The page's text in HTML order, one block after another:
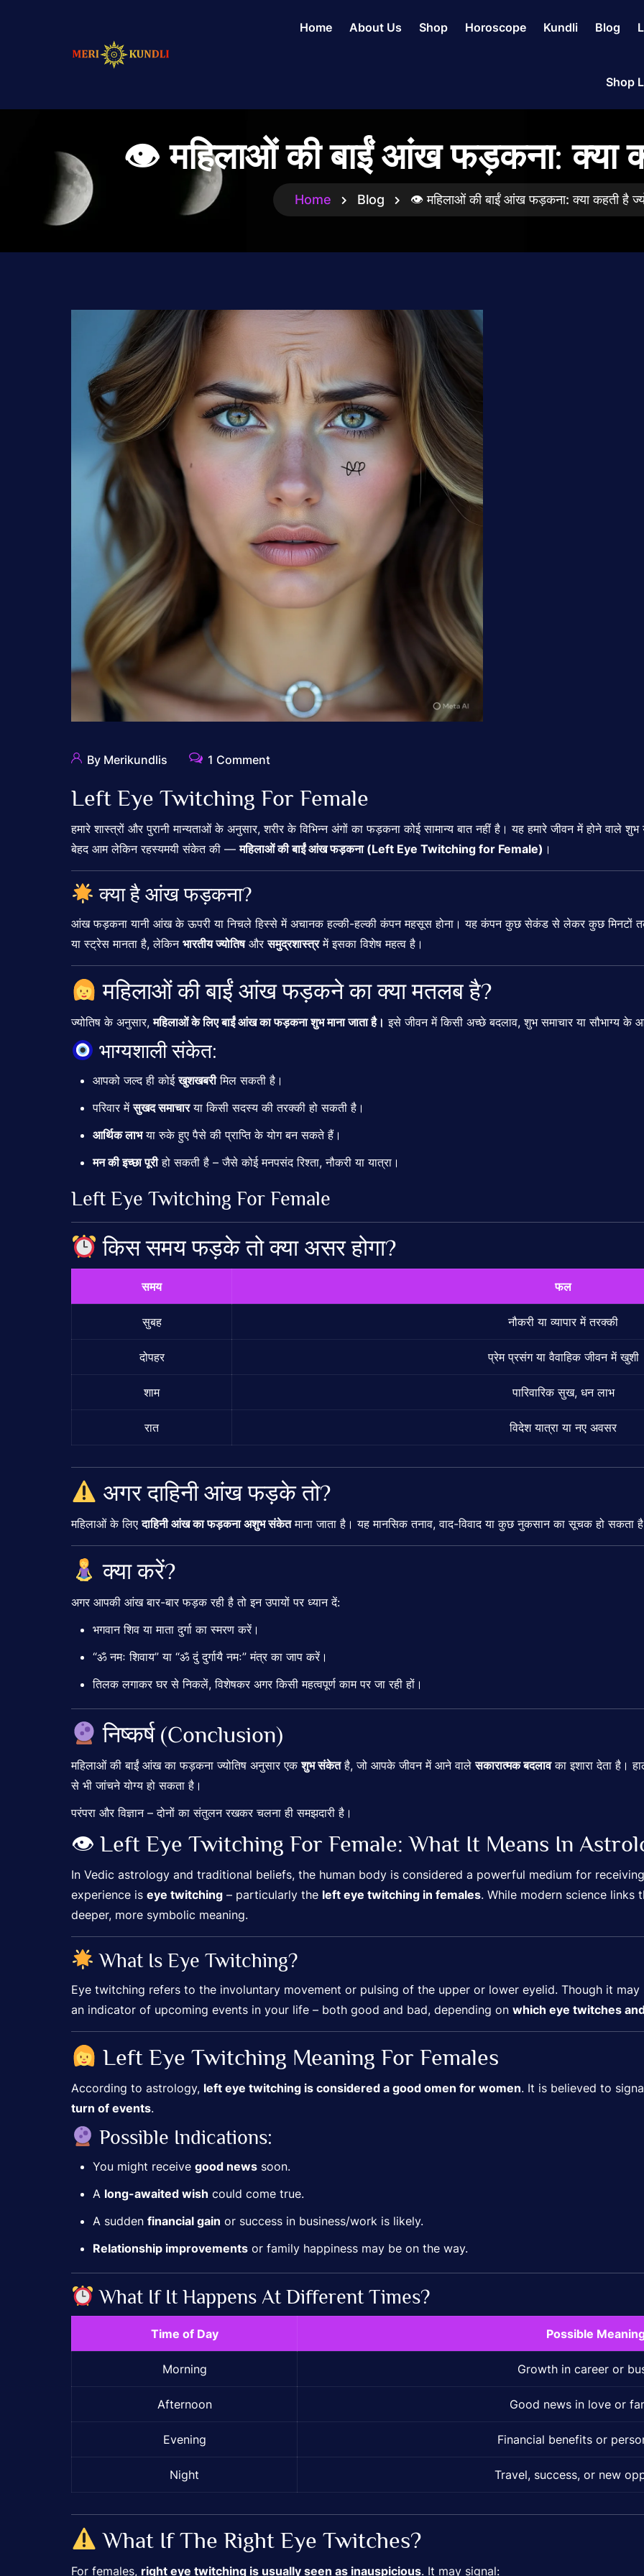
Home About Us Shop Horoscope Kundli Blog
Shop
👁 महिलाओं की बाईं आंख फड़कना: क्या
Home Blog 👁 महिलाओं की बाईं आंख फड़कना: क्या कहती है
By Merikundlis 1 Comment
Left Eye Twitching For Female
हमारे शास्त्रों और पुरानी मान्यताओं के अनुसार, शरीर के विभिन्न अंगों का फड़कना कोई सामान्य बात नहीं है। यह हमारे जीवन में होने वाले
बेहद आम लेकिन रहस्यमयी संकेत की —महिलाओं की बाईं आंख फड़कना (Left Eye Twitching for Female) ।
क्या है आंख फड़कना?
आंख फड़कना यानी आंख के ऊपरी या निचले हिस्से में अचानक हल्की-हल्की कंपन महसूस होना। यह कंपन कुछ सेकंड से लेकर कुछ मिनटों
या स्ट्रेस मानता है, लेकिन भारतीय ज्योतिषऔरसमुद्रशास्त्रमें इसका विशेष महत्व है।
महिलाओं की बाईं आंख फड़कने का क्या मतलब है?
ज्योतिष के अनुसार,महिलाओं के लिए बाईं आंखका फड़कना शुभ माना जाता है। इसे जीवन में किसी अच्छे बदलाव, शुभ समाचार या सौभाग्य के
भाग्यशाली संकेत:
आपको जल्द ही कोईखुशखबरीमिल सकती है।
परिवार मेंसुखद समाचारया किसी सदस्य की तरक्की हो सकती है।
आर्थिक लाभया रुके हुए पैसे की प्राप्ति के योग बन सकते हैं।
मन की इच्छा पूरीहो सकती है – जैसे कोई मनपसंद रिश्ता, नौकरी या यात्रा।
Left Eye Twitching For Female
किस समय फड़के तो क्या असर होगा?
समय फल
सुबह नौकरी या व्यापार में तरक्की
दोपहर प्रेम प्रसंग या वैवाहिक जीवन में खुशी
शाम पारिवारिक सुख, धन लाभ
रात विदेश यात्रा या नए अवसर
अगर दाहिनी आंख फड़के तो?
महिलाओं के लिएदाहिनी आंख का फड़कना अशुभ संकेतमाना जाता है। यह मानसिक तनाव, वाद-विवाद या कुछ नुकसान का सूचक हो सकता
क्या करें?
अगर आपकी आंख बार-बार फड़क रही है तो इन उपायों पर ध्यान दें:
भगवान शिव या माता दुर्गा का स्मरण करें।
“ॐ नमः शिवाय” या “ॐ दुं दुर्गायै नमः” मंत्र का जाप करें।
तिलक लगाकर घर से निकलें, विशेषकर अगर किसी महत्वपूर्ण काम पर जा रही हों।
निष्कर्ष (Conclusion)
महिलाओं की बाईं आंख का फड़कना ज्योतिष अनुसार एकशुभ संकेतहै, जो आपके जीवन में आने वालेसकारात्मक बदलावका इशारा देता है।
से भी जांचने योग्य हो सकता है।
परंपरा और विज्ञान – दोनों का संतुलन रखकर चलना ही समझदारी है।
👁 Left Eye Twitching For Female: What It Means In
In Vedic astrology and traditional beliefs, the human body is considered a powerful medium for
experience is eye twitching – particularly the left eye twitching in females. While modern science
deeper, more symbolic meaning.
What Is Eye Twitching?
Eye twitching refers to the involuntary movement or pulsing of the upper or lower eyelid. Though it
an indicator of upcoming events in your life – both good and bad, depending on which eye twitches
Left Eye Twitching Meaning For Females
According to astrology, left eye twitching is considered a good omen for women. It is believed to
turn of events.
Possible Indications:
You might receive good news soon.
A long-awaited wish could come true.
A sudden financial gain or success in business/work is likely.
Relationship improvements or family happiness may be on the way.
What If It Happens At Different Times?
Time of Day Possible
Morning Growth in career or
Afternoon Good news in love or
Evening Financial benefits or
Night Travel, success, or new
What If The Right Eye Twitches?
For females, right eye twitching is usually seen as inauspicious. It may signal: